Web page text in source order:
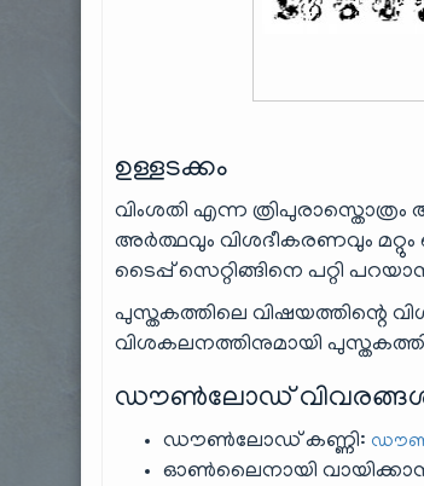
ഉള്ളടക്കം
വിംശതി എന്ന
അർത്ഥവും വിശദീകരണവും
ടൈപ്പ് സെറ്റിങ്ങിനെ പറ്റി
പുസ്തകത്തിലെ വിഷയത്തിന്റെ
വിശകലനത്തിനുമായി
ഡൗൺലോഡ്
ഡൗൺലോഡ് കണ്ണി:
ഓൺലൈനായി